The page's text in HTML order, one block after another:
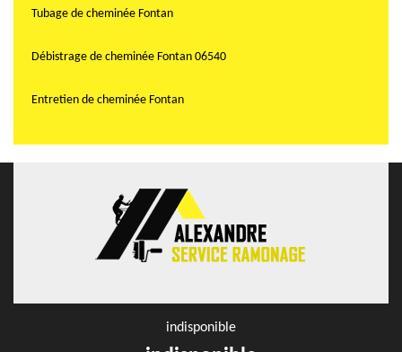
Tubage de cheminée Fontan
Débistrage de cheminée Fontan 06540
Entretien de cheminée Fontan
indisponible